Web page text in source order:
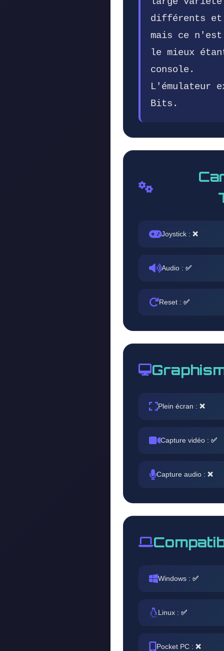
différents et
mais ce
le mieux
console.
L'émulateur
Bits.
Joystick : ❌
Audio : ✅
Reset : ✅
Plein écran : ❌
Capture vidéo : ✅
Capture audio : ❌
Windows : ✅
Linux : ✅
Pocket PC : ❌